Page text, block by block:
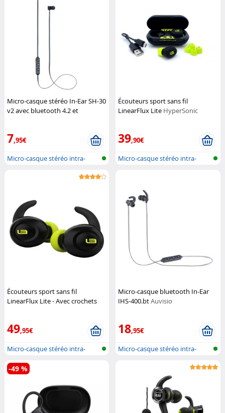
Micro-casque stéréo In-Ear SH-30
v2 avec bluetooth 4.2 et
7,95€
Micro-casque stéréo intra-
Écouteurs sport sans fil
LinearFlux Lite HyperSonic
39,90€
Micro-casque stéréo intra-
Écouteurs sport sans fil
LinearFlux Lite - Avec crochets
49,95€
Micro-casque stéréo intra-
auriculai...
Micro-casque bluetooth In-Ear
IHS-400.btAuvisio
18,95€
Micro-casque stéréo intra-
-49 %